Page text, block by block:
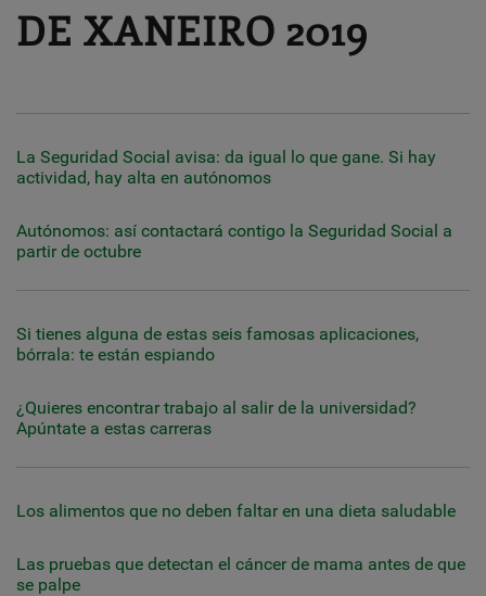
DE XANEIRO 2019
La Seguridad Social avisa: da igual lo que gane. Si hay
actividad, hay alta en autónomos
Autónomos: así contactará contigo la Seguridad Social a
partir de octubre
Si tienes alguna de estas seis famosas aplicaciones,
bórrala: te están espiando
¿Quieres encontrar trabajo al salir de la universidad?
Apúntate a estas carreras
Los alimentos que no deben faltar en una dieta saludable
Las pruebas que detectan el cáncer de mama antes de que
se palpe